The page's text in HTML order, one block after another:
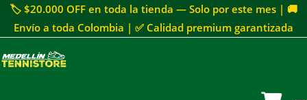
🏷 $20.000 OFF en toda la tienda — Solo por este mes | 🚚
Envío a toda Colombia | ✅ Calidad premium garantizada